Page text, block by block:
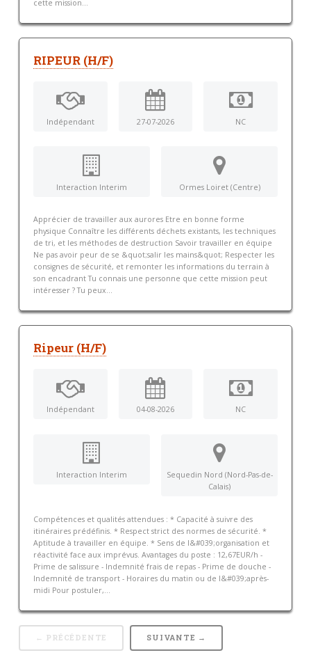
cette mission...
RIPEUR (H/F)
Indépendant 27-07-2026 NC
Interaction Interim Ormes Loiret (Centre)
Apprécier de travailler aux aurores Etre en bonne forme
physique Connaître les différents déchets existants, les techniques
de tri, et les méthodes de destruction Savoir travailler en équipe
Ne pas avoir peur de se &quot;salir les mains&quot; Respecter les
consignes de sécurité, et remonter les informations du terrain à
son encadrant Tu connais une personne que cette mission peut
intéresser ? Tu peux...
Ripeur (H/F)
Indépendant 04-08-2026 NC
Interaction Interim
Sequedin Nord (Nord-Pas-de-
Calais)
Compétences et qualités attendues : * Capacité à suivre des
itinéraires prédéfinis. * Respect strict des normes de sécurité. *
Aptitude à travailler en équipe. * Sens de l&#039;organisation et
réactivité face aux imprévus. Avantages du poste : 12,67EUR/h -
Prime de salissure - Indemnité frais de repas - Prime de douche -
Indemnité de transport - Horaires du matin ou de l&#039;après-
midi Pour postuler,...
← PRÉCÉDENTE SUIVANTE →